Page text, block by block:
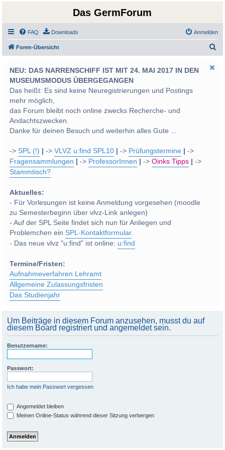
Das GermForum
FAQ Downloads Anmelden
Foren-Übersicht
NEU: DAS NARRENSCHIFF IST MIT 24. MAI 2017 IN DEN
MUSEUMSMODUS ÜBERGEGANGEN
Das heißt: Es sind keine Neuregistrierungen und Postings
mehr möglich,
das Forum bleibt noch online zwecks Recherche- und
Andachtszwecken.
Danke für deinen Besuch und weiterhin alles Gute ...
->SPL (!) ->VLVZ u:find SPL10 -> Prüfungstermine
->
Fragensammlungen
-> ProfessorInnen ->Oinks Tipps
->
Stammtisch?
Aktuelles:
- Für Vorlesungen ist keine Anmeldung vorgesehen (moodle
zu Semesterbeginn über vlvz-Link anlegen)
- Auf der SPL Seite findet sich nun für Anliegen und
Problemchen einSPL-Kontaktformular.
- Das neue vlvz "u:find" ist online: u:find
Termine/Fristen:
Aufnahmeverfahren Lehramt
Allgemeine Zulassungsfristen
Das Studienjahr
Um Beiträge in diesem Forum anzusehen, musst du auf
diesem Board registriert und angemeldet sein.
Benutzername:
Passwort:
Ich habe mein Passwort vergessen
Angemeldet bleiben
Meinen Online-Status während dieser Sitzung verbergen